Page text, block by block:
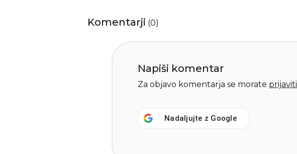
Komentarji (0)
Napiši komentar
Za objavo komentarja se morate prijaviti
Nadaljujte z Google